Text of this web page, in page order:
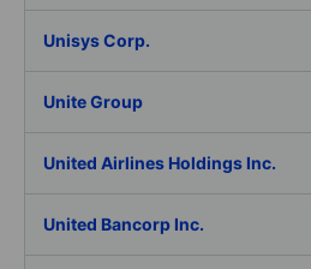
Unisys Corp.
Unite Group
United Airlines Holdings Inc.
United Bancorp Inc.